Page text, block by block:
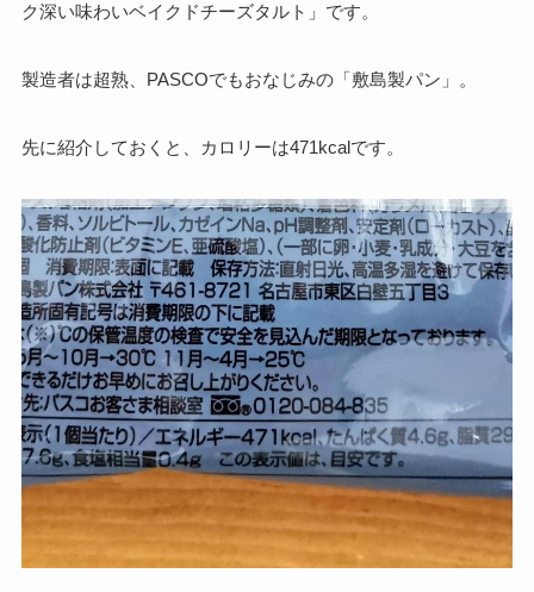
ク深い味わいベイクドチーズタルト」です。
製造者は超熟、PASCOでもおなじみの「敷島製パン」。
先に紹介しておくと、カロリーは471kcalです。